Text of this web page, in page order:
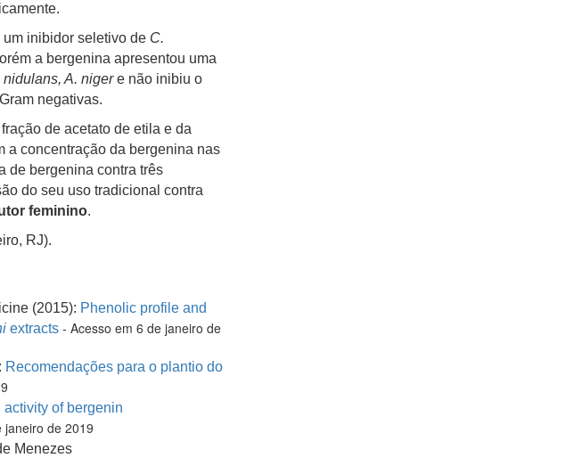
inibidor seletivo de C.
a bergenina apresentou uma
nidulans, A. nigere não inibiu o
negativas.
de acetato de etila e da
a concentração da bergenina nas
de bergenina contra três
do seu uso tradicional contra
feminino.
RJ).
(2015): Phenolic profile and
extracts- Acesso em 6 de janeiro de
Recomendações para o plantio do
of bergenin
de 2019
Menezes